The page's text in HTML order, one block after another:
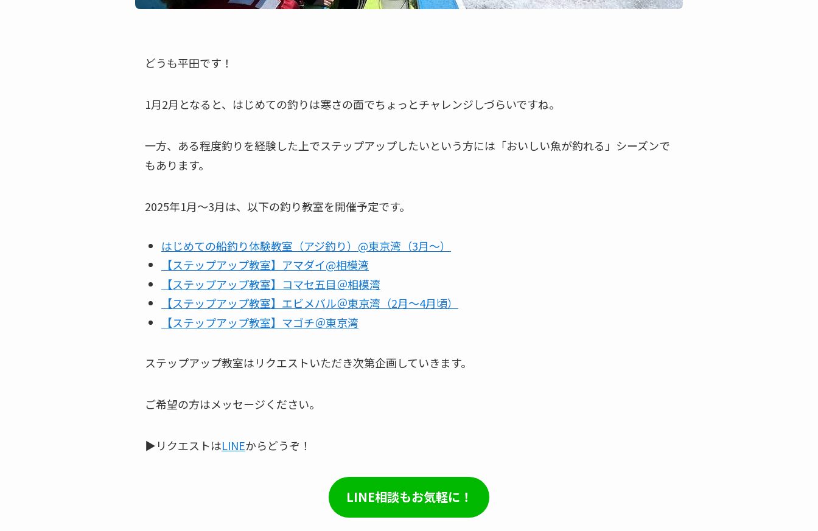
どうも平田です！
1月2月となると、はじめての釣りは寒さの面でちょっとチャレンジしづらいですね。
一方、ある程度釣りを経験した上でステップアップしたいという方には「おいしい魚が釣れる」シーズンで
もあります。
2025年1月～3月は、以下の釣り教室を開催予定です。
はじめての船釣り体験教室（アジ釣り）@東京湾（3月～）
【ステップアップ教室】アマダイ@相模湾
【ステップアップ教室】コマセ五目＠相模湾
【ステップアップ教室】エビメバル＠東京湾（2月～4月頃）
【ステップアップ教室】マゴチ＠東京湾
ステップアップ教室はリクエストいただき次第企画していきます。
ご希望の方はメッセージください。
▶リクエストはLINEからどうぞ！
LINE相談もお気軽に！